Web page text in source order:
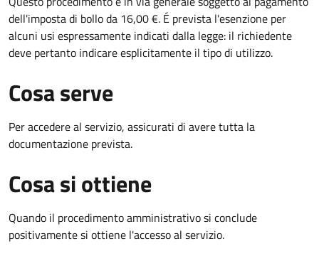
dell'imposta di bollo da 16,00 €. É prevista l'esenzione per
alcuni usi espressamente indicati dalla legge: il richiedente
deve pertanto indicare esplicitamente il tipo di utilizzo.
Cosa serve
Per accedere al servizio, assicurati di avere tutta la
documentazione prevista.
Cosa si ottiene
Quando il procedimento amministrativo si conclude
positivamente si ottiene l'accesso al servizio.